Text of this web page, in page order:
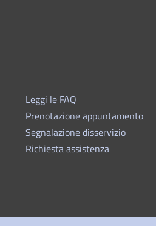
Leggi le FAQ
Prenotazione appuntamento
Segnalazione disservizio
Richiesta assistenza